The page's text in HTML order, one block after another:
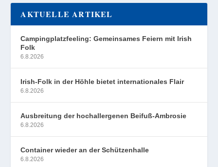
AKTUELLE ARTIKEL
Campingplatzfeeling: Gemeinsames Feiern mit Irish
Folk
6.8.2026
Irish-Folk in der Höhle bietet internationales Flair
6.8.2026
Ausbreitung der hochallergenen Beifuß-Ambrosie
6.8.2026
Container wieder an der Schützenhalle
6.8.2026